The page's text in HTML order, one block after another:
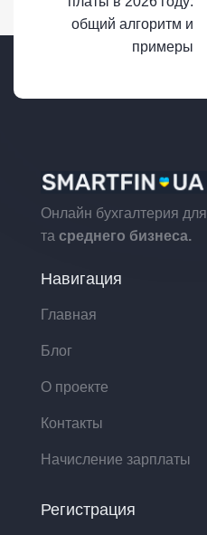
общий алгоритм и
примеры
Онлайн бухгалтерия для
та среднего бизнеса.
Навигация
Главная
Блог
О проекте
Контакты
Начисление зарплаты
Регистрация